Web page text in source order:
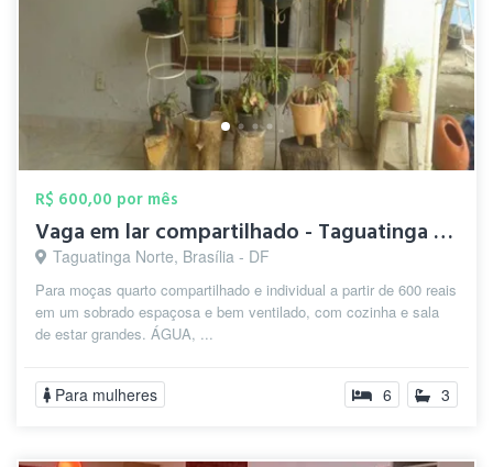
R$ 600,00 por mês
Vaga em lar compartilhado - Taguatinga n...
Taguatinga Norte, Brasília - DF
Para moças quarto compartilhado e individual a partir de 600 reais
em um sobrado espaçosa e bem ventilado, com cozinha e sala
de estar grandes. ÁGUA, ...
Para mulheres 6 3